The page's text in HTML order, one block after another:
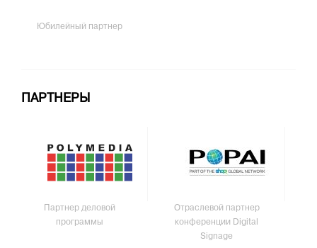
Юбилейный партнер
ПАРТНЕРЫ
Партнер деловой
программы
Отраслевой партнер
конференции Digital
Signage